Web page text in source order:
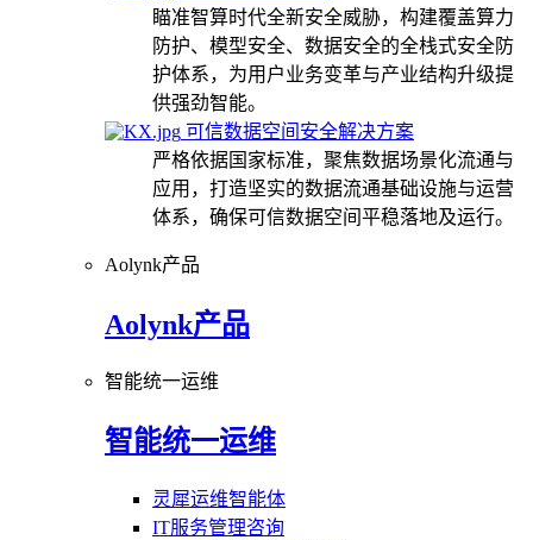
瞄准智算时代全新安全威胁，构建覆盖算力
防护、模型安全、数据安全的全栈式安全防
护体系，为用户业务变革与产业结构升级提
供强劲智能。
可信数据空间安全解决方案
严格依据国家标准，聚焦数据场景化流通与
应用，打造坚实的数据流通基础设施与运营
体系，确保可信数据空间平稳落地及运行。
Aolynk产品
Aolynk产品
智能统一运维
智能统一运维
灵犀运维智能体
IT服务管理咨询